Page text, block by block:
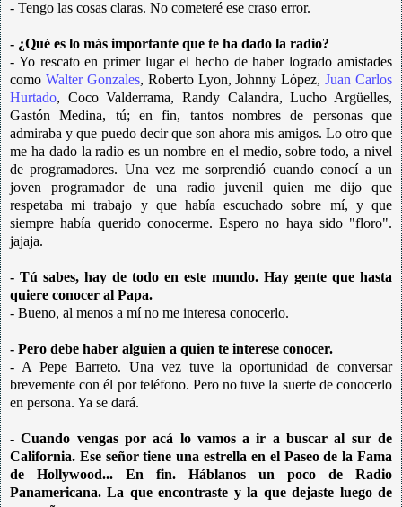
- Tengo las cosas claras. No cometeré ese craso error.
- ¿Qué es lo más importante que te ha dado la radio?
- Yo rescato en primer lugar el hecho de haber logrado amistades
como Walter Gonzales, Roberto Lyon, Johnny López,Juan Carlos
Hurtado, Coco Valderrama, Randy Calandra, Lucho Argüelles,
Gastón Medina, tú; en fin, tantos nombres de personas que
admiraba y que puedo decir que son ahora mis amigos. Lo otro que
me ha dado la radio es un nombre en el medio, sobre todo, a nivel
de programadores. Una vez me sorprendió cuando conocí a un
joven programador de una radio juvenil quien me dijo que
respetaba mi trabajo y que había escuchado sobre mí, y que
siempre había querido conocerme. Espero no haya sido "floro".
jajaja.
- Tú sabes, hay de todo en este mundo. Hay gente que hasta
quiere conocer al Papa.
- Bueno, al menos a mí no me interesa conocerlo.
- Pero debe haber alguien a quien te interese conocer.
- A Pepe Barreto. Una vez tuve la oportunidad de conversar
brevemente con él por teléfono. Pero no tuve la suerte de conocerlo
en persona. Ya se dará.
- Cuando vengas por acá lo vamos a ir a buscar al sur de
California. Ese señor tiene una estrella en el Paseo de la Fama
de Hollywood... En fin. Háblanos un poco de Radio
Panamericana. La que encontraste y la que dejaste luego de